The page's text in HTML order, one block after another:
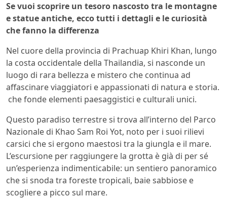
Se vuoi scoprire un tesoro nascosto tra le montagne
e statue antiche, ecco tutti i dettagli e le curiosità
che fanno la differenza
Nel cuore della provincia di Prachuap Khiri Khan, lungo
la costa occidentale della Thailandia, si nasconde un
luogo di rara bellezza e mistero che continua ad
affascinare viaggiatori e appassionati di natura e storia.
che fonde elementi paesaggistici e culturali unici.
Questo paradiso terrestre si trova all’interno del Parco
Nazionale di Khao Sam Roi Yot, noto per i suoi rilievi
carsici che si ergono maestosi tra la giungla e il mare.
L’escursione per raggiungere la grotta è già di per sé
un’esperienza indimenticabile: un sentiero panoramico
che si snoda tra foreste tropicali, baie sabbiose e
scogliere a picco sul mare.